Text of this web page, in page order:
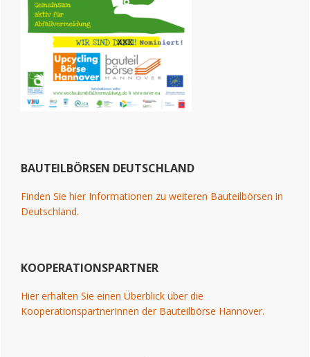
BAUTEILBÖRSEN DEUTSCHLAND
Finden Sie hier Informationen zu weiteren Bauteilbörsen in
Deutschland.
KOOPERATIONSPARTNER
Hier erhalten Sie einen Überblick über die
KooperationspartnerInnen der Bauteilbörse Hannover.